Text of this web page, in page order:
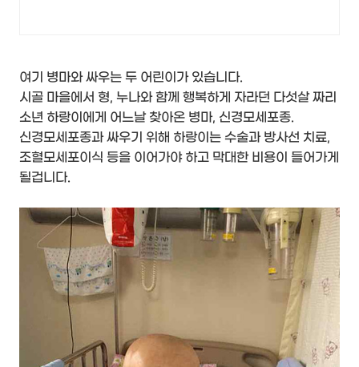
여기 병마와 싸우는 두 어린이가 있습니다.
시골 마을에서 형, 누나와 함께 행복하게 자라던 다섯살 짜리
소년 하랑이에게 어느날 찾아온 병마, 신경모세포종.
신경모세포종과 싸우기 위해 하랑이는 수술과 방사선 치료,
조혈모세포이식 등을 이어가야 하고 막대한 비용이 들어가게
될겁니다.